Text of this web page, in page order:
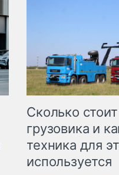
Сколько
грузовика и
техника для
используется